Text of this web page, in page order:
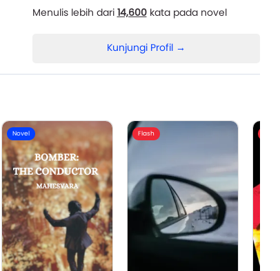
Menulis lebih dari 14,600kata pada novel
Kunjungi Profil →
Novel Flash